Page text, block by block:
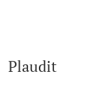
Plaudit